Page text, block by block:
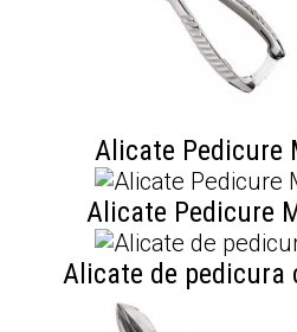
Alicate Pedicure
Alicate Pedicure
Alicate de pedicura